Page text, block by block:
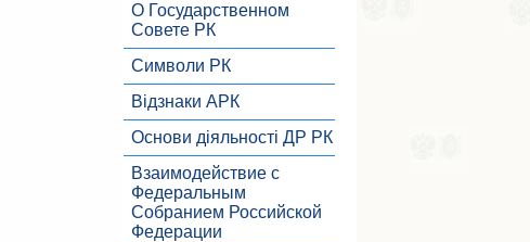
О Государственном
Совете РК
Символи РК
Відзнаки АРК
Основи діяльності ДР РК
Взаимодействие с
Федеральным
Собранием Российской
Федерации